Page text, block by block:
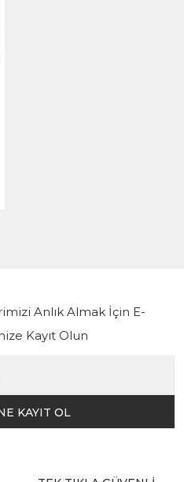
Anlık Almak İçin E-
Kayıt Olun
KAYIT OL